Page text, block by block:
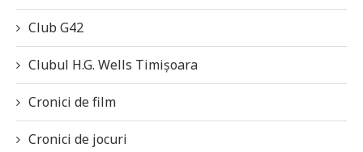
Club G42
Clubul H.G. Wells Timișoara
Cronici de film
Cronici de jocuri